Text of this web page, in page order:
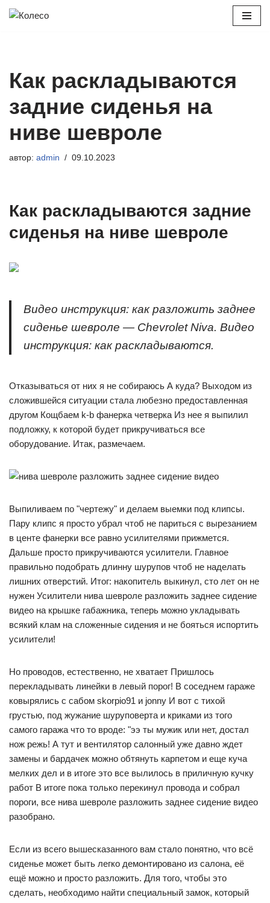
Как раскладываются
задние сиденья на
ниве шевроле
автор: admin 09.10.2023
Как раскладываются задние
сиденья на ниве шевроле
Видео инструкция: как разложить заднее
сиденье шевроле — Chevrolet Niva. Видео
инструкция: как раскладываются.
Отказываться от них я не собираюсь А куда? Выходом из
сложившейся ситуации стала любезно предоставленная
другом Кощбаем k-b фанерка четверка Из нее я выпилил
подложку, к которой будет прикручиваться все
оборудование. Итак, размечаем.
Выпиливаем по "чертежу" и делаем выемки под клипсы.
Пару клипс я просто убрал чтоб не париться с вырезанием
в центе фанерки все равно усилителями прижмется.
Дальше просто прикручиваются усилители. Главное
правильно подобрать длинну шурупов чтоб не наделать
лишних отверстий. Итог: накопитель выкинул, сто лет он не
нужен Усилители нива шевроле разложить заднее сидение
видео на крышке габажника, теперь можно укладывать
всякий клам на сложенные сидения и не бояться испортить
усилители!
Но проводов, естественно, не хватает Пришлось
перекладывать линейки в левый порог! В соседнем гараже
ковырялись с сабом skorpio91 и jonny И вот с тихой
грустью, под жужание шуруповерта и криками из того
самого гаража что то вроде: "ээ ты мужик или нет, достал
нож режь! А тут и вентилятор салонный уже давно ждет
замены и бардачек можно обтянуть карпетом и еще куча
мелких дел и в итоге это все вылилось в приличную кучку
работ В итоге пока только перекинул провода и собрал
пороги, все нива шевроле разложить заднее сидение видео
разобрано.
Если из всего вышесказанного вам стало понятно, что всё
сиденье может быть легко демонтировано из салона, её
ещё можно и просто разложить. Для того, чтобы это
сделать, необходимо найти специальный замок, который